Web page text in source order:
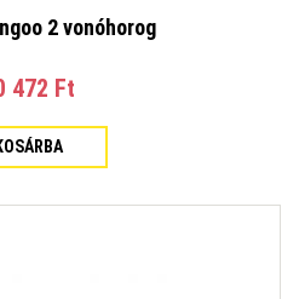
2 vonóhorog
472 Ft‎